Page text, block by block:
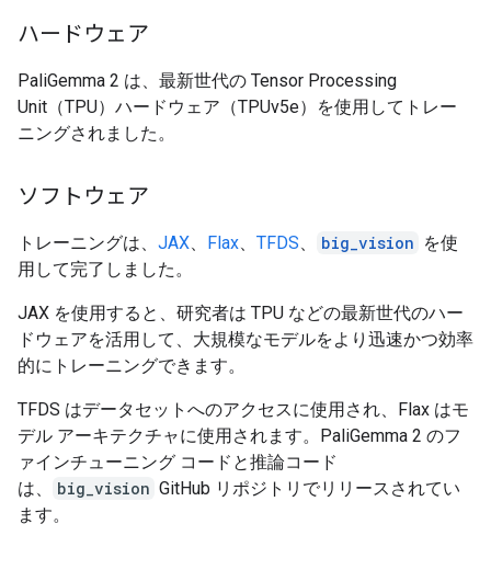
ハードウェア
PaliGemma 2 は、最新世代の Tensor Processing
Unit（TPU）ハードウェア（TPUv5e）を使用してトレー
ニングされました。
ソフトウェア
トレーニングは、 JAX、 Flax、 TFDS、 big_vision を使
用して完了しました。
JAX を使用すると、研究者は TPU などの最新世代のハー
ドウェアを活用して、大規模なモデルをより迅速かつ効率
的にトレーニングできます。
TFDS はデータセットへのアクセスに使用され、Flax はモ
デル アーキテクチャに使用されます。PaliGemma 2 のフ
ァインチューニング コードと推論コード
は、
big_vision GitHub リポジトリでリリースされてい
ます。